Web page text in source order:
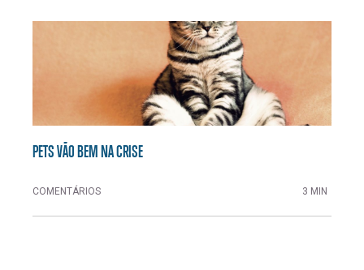
PETS VÃO BEM NA CRISE
COMENTÁRIOS 3 MIN